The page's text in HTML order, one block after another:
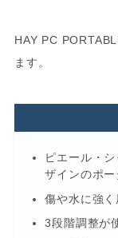
HAY PC
ます。
ピエール・
ザインのポ
傷や水に強
3段階調整が